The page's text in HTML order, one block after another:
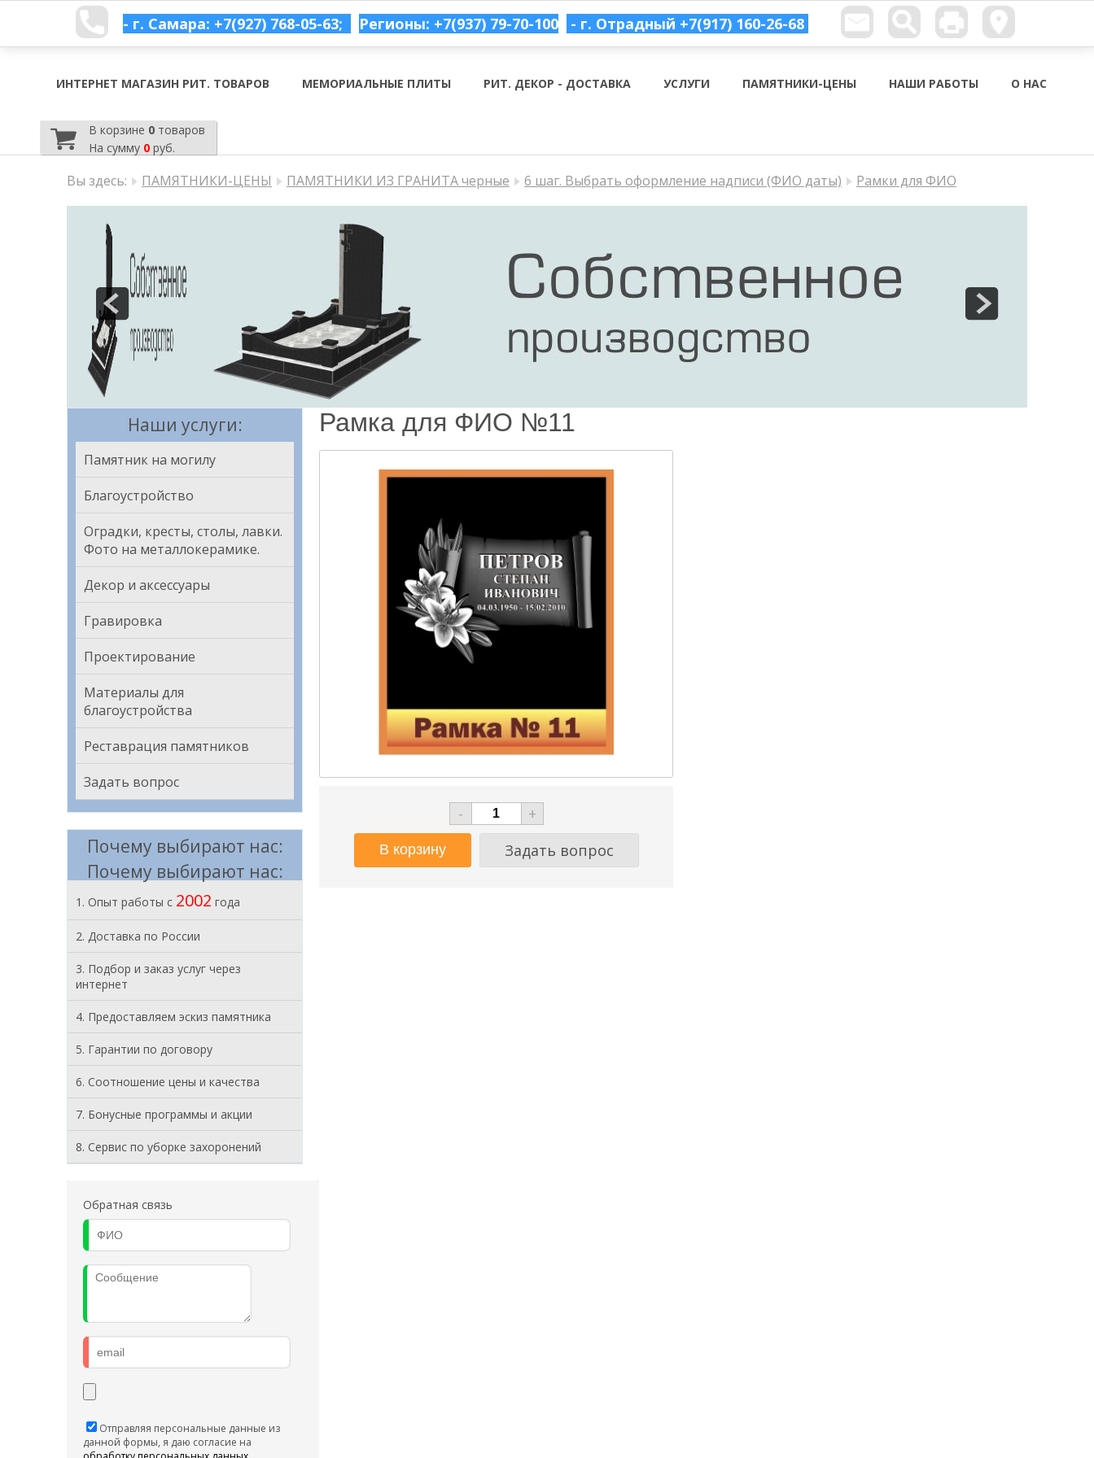
- г. Самара: +7(927) 768-05-63; Регионы: +7(937) 79-70-100 - г. Отрадный +7(917) 160-26-68
ИНТЕРНЕТ МАГАЗИН РИТ. ТОВАРОВ МЕМОРИАЛЬНЫЕ ПЛИТЫ РИТ. ДЕКОР - ДОСТАВКА УСЛУГИ ПАМЯТНИКИ-ЦЕНЫ НАШИ РАБОТЫ О НАС
В корзине 0товаров
На сумму 0руб.
Вы здесь: ПАМЯТНИКИ-ЦЕНЫ ПАМЯТНИКИ ИЗ ГРАНИТА черные 6 шаг. Выбрать оформление надписи (ФИО даты) Рамки для ФИО
Наши услуги:
Памятник на могилу
Благоустройство
Оградки, кресты, столы, лавки.
Фото на металлокерамике.
Декор и аксессуары
Гравировка
Проектирование
Материалы для
благоустройства
Реставрация памятников
Задать вопрос
Почему выбирают нас:
Почему выбирают нас:
1. Опыт работы с 2002 года
2. Доставка по России
3. Подбор и заказ услуг через
интернет
4. Предоставляем эскиз памятника
5. Гарантии по договору
6. Соотношение цены и качества
7. Бонусные программы и акции
8. Cервис по уборке захоронений
Обратная связь
Отправляя персональные данные из
данной формы, я даю согласие на
Рамка для ФИО №11
-
+
Задать вопрос